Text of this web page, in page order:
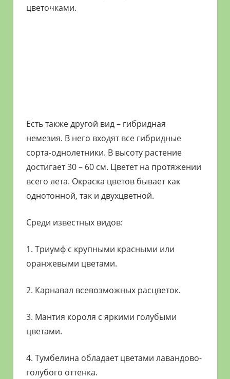
цветочками.
Есть также другой вид – гибридная
немезия. В него входят все гибридные
сорта-однолетники. В высоту растение
достигает 30 – 60 см. Цветет на протяжении
всего лета. Окраска цветов бывает как
однотонной, так и двухцветной.
Среди известных видов:
1. Триумф с крупными красными или
оранжевыми цветами.
2. Карнавал всевозможных расцветок.
3. Мантия короля с яркими голубыми
цветами.
4. Тумбелина обладает цветами лавандово-
голубого оттенка.